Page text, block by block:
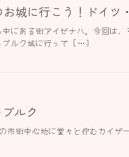
城に行こう！ドイツ
中にある街アイゼナハ。今回は
ブルク城に行って […]
ルク
市街中心地に堂々と佇むカイザ